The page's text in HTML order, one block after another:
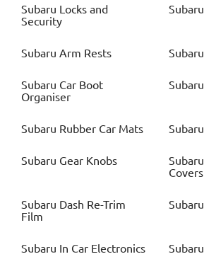
Subaru Locks and
Security
Subaru
Subaru Arm Rests Subaru
Subaru Car Boot
Organiser
Subaru
Subaru Rubber Car Mats Subaru
Subaru Gear Knobs Subaru
Covers
Subaru Dash Re-Trim
Film
Subaru
Subaru In Car Electronics Subaru